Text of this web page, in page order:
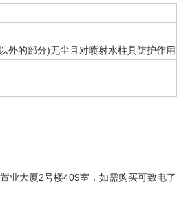
外的部分)无尘且对喷射水柱具防护作用
业大厦2号楼409室 ，如需购买可致电了